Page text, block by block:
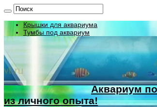
Крышки для аквариума
Тумбы под аквариум
Аквариум
из личного опыта!